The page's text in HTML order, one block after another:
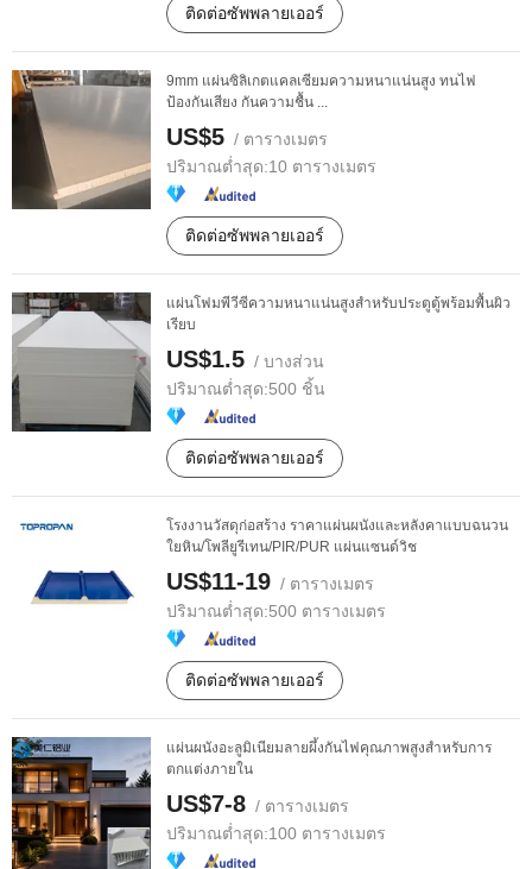
ติดต่อซัพพลายเออร์
9mm แผ่นซิลิเกตแคลเซียมความหนาแน่นสูง ทนไฟ
ป้องกันเสียง กันความชื้น ...
US$5 / ตารางเมตร
ปริมาณต่ำสุด:10 ตารางเมตร
ติดต่อซัพพลายเออร์
แผ่นโฟมพีวีซีความหนาแน่นสูงสำหรับประตูตู้พร้อมพื้นผิว
เรียบ
US$1.5 / บางส่วน
ปริมาณต่ำสุด:500 ชิ้น
ติดต่อซัพพลายเออร์
โรงงานวัสดุก่อสร้าง ราคาแผ่นผนังและหลังคาแบบฉนวน
ใยหิน/โพลียูรีเทน/PIR/PUR แผ่นแซนด์วิช
US$11-19 / ตารางเมตร
ปริมาณต่ำสุด:500 ตารางเมตร
ติดต่อซัพพลายเออร์
แผ่นผนังอะลูมิเนียมลายผึ้งกันไฟคุณภาพสูงสำหรับการ
ตกแต่งภายใน
US$7-8 / ตารางเมตร
ปริมาณต่ำสุด:100 ตารางเมตร